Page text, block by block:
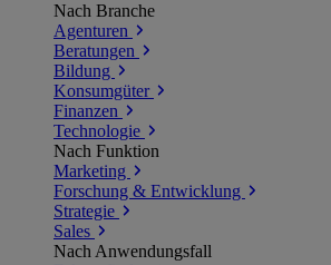
Nach Branche
Agenturen
Beratungen
Bildung
Konsumgüter
Finanzen
Technologie
Nach Funktion
Marketing
Forschung & Entwicklung
Strategie
Sales
Nach Anwendungsfall